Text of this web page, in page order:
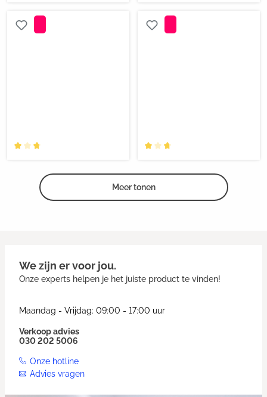
Meer tonen
We zijn er voor jou.
Onze experts helpen je het juiste product te vinden!
Maandag - Vrijdag: 09:00 - 17:00 uur
Verkoop advies
030 202 5006
Onze hotline
Advies vragen